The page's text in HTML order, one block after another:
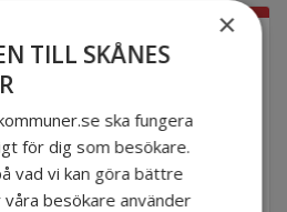
- 15:30
×
TILL SKÅNES
ska fungera
för dig som besökare.
vad vi kan göra bättre
våra besökare använder